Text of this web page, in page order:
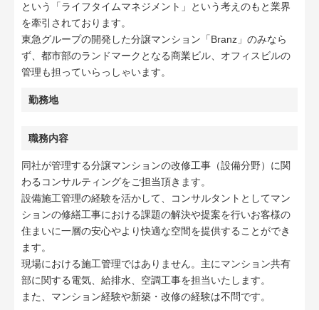
という「ライフタイムマネジメント」という考えのもと業界
を牽引されております。
東急グループの開発した分譲マンション「Branz」のみなら
ず、都市部のランドマークとなる商業ビル、オフィスビルの
管理も担っていらっしゃいます。
勤務地
職務内容
同社が管理する分譲マンションの改修工事（設備分野）に関
わるコンサルティングをご担当頂きます。
設備施工管理の経験を活かして、コンサルタントとしてマン
ションの修繕工事における課題の解決や提案を行いお客様の
住まいに一層の安心やより快適な空間を提供することができ
ます。
現場における施工管理ではありません。主にマンション共有
部に関する電気、給排水、空調工事を担当いたします。
また、マンション経験や新築・改修の経験は不問です。